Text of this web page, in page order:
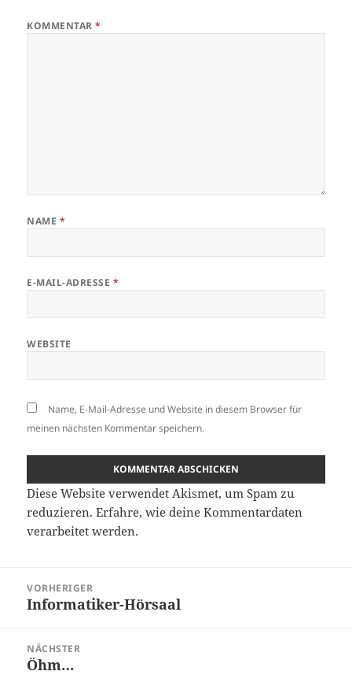
KOMMENTAR*
NAME *
E-MAIL-ADRESSE *
WEBSITE
Name, E-Mail-Adresse und Website in diesem Browser für
meinen nächsten Kommentar speichern.
Diese Website verwendet Akismet, um Spam zu
reduzieren.Erfahre, wie deine Kommentardaten
verarbeitet werden.
VORHERIGER
Vorheriger
Informatiker-Hörsaal
NÄCHSTER
Nächster
Öhm…